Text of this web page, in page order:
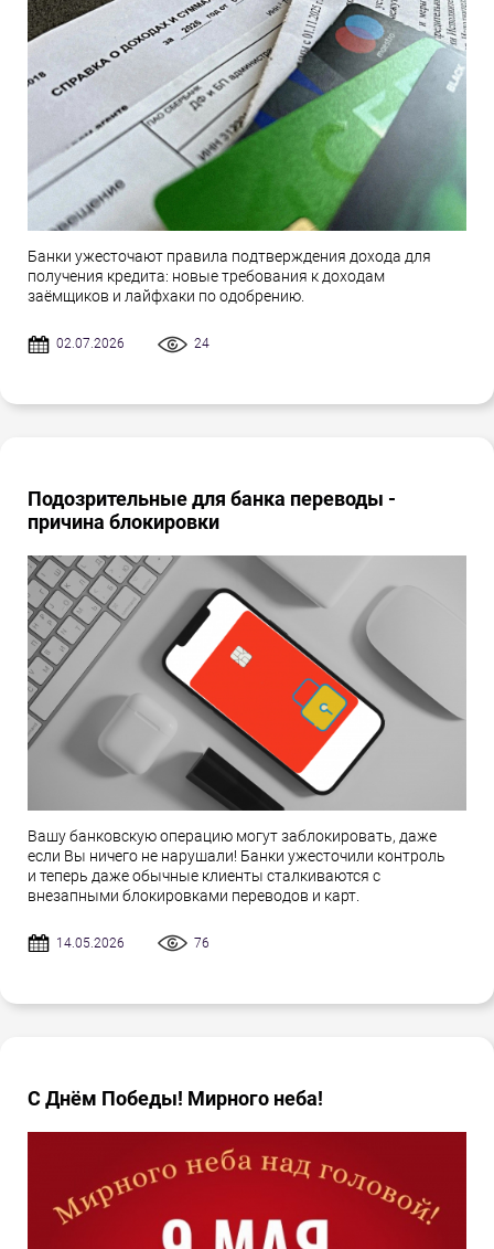
Банки ужесточают правила подтверждения дохода для
получения кредита: новые требования к доходам
заёмщиков и лайфхаки по одобрению.
02.07.2026 24
Подозрительные для банка переводы -
причина блокировки
Вашу банковскую операцию могут заблокировать, даже
если Вы ничего не нарушали! Банки ужесточили контроль
и теперь даже обычные клиенты сталкиваются с
внезапными блокировками переводов и карт.
14.05.2026 76
С Днём Победы! Мирного неба!